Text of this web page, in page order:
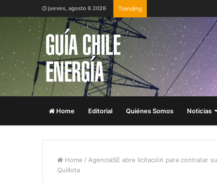
jueves, agosto 6 2026 Trending
Home Editorial Quiénes Somos Noticias
Home / AgenciaSE abre licitación para contratar
Quillota